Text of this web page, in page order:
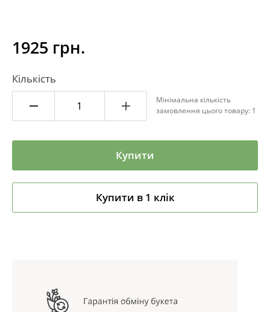
1925 грн.
Кількість
Мінімальна кількість
замовлення цього товару: 1
Купити
Купити в 1 клік